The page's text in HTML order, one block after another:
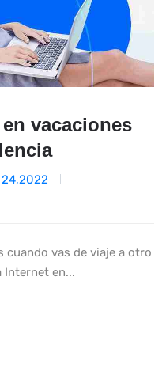
vacaciones
24,2022
cuando vas de viaje a otro
Internet en...